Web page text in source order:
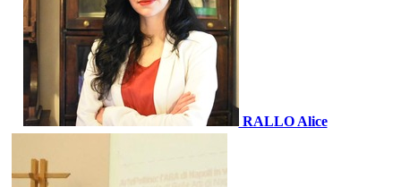
RALLO Alice